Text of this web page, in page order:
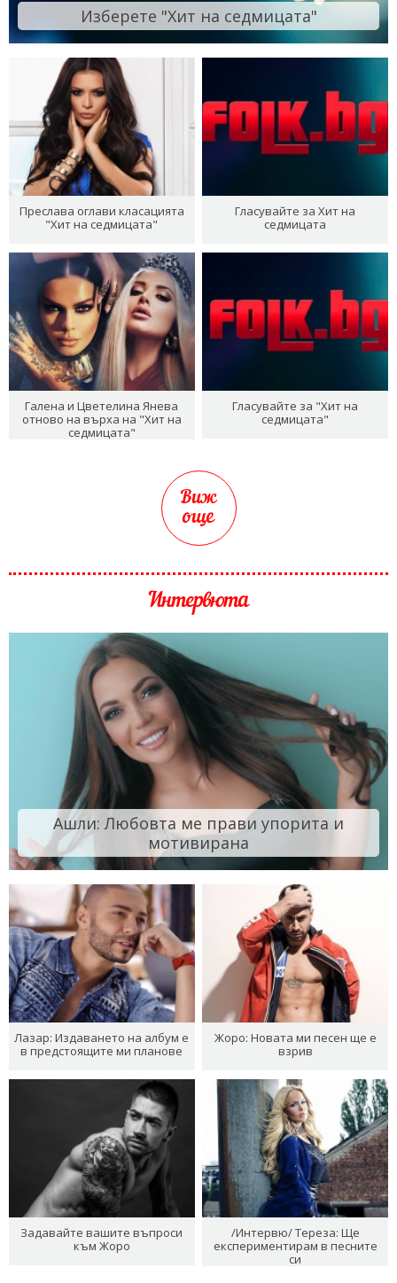
Изберете "Хит на седмицата"
Преслава оглави класацията
"Хит на седмицата"
Гласувайте за Хит на
седмицата
Галена и Цветелина Янева
отново на върха на "Хит на
седмицата"
Гласувайте за "Хит на
седмицата"
Виж
още
Интервюта
Ашли: Любовта ме прави упорита и
мотивирана
Лазар: Издаването на албум е
в предстоящите ми планове
Жоро: Новата ми песен ще е
взрив
Задавайте вашите въпроси
към Жоро
/Интервю/ Тереза: Ще
експериментирам в песните
си